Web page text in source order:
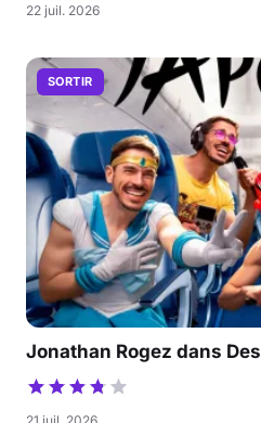
22 juil. 2026
SORTIR
Jonathan Rogez dans